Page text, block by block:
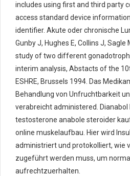
includes using first and third party
access standard device
identifier. Akute oder chronische
Gunby J, Hughes E, Collins J,
study of two different
interim analysis, Abstacts of the
ESHRE, Brussels 1994. Das
Behandlung von Unfruchtbarkeit
verabreicht administered.
testosterone anabole steroider
online muskelaufbau. Hier wird
administriert und protokolliert, wie
zugeführt werden muss, um
aufrechtzuerhalten.